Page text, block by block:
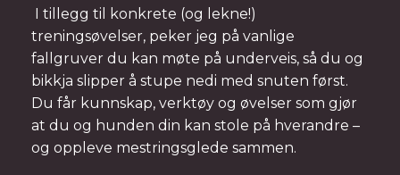
I tillegg til konkrete (og lekne!)
treningsøvelser, peker jeg på vanlige
fallgruver du kan møte på underveis, så du og
bikkja slipper å stupe nedi med snuten først.
Du får kunnskap, verktøy og øvelser som gjør
at du og hunden din kan stole på hverandre –
og oppleve mestringsglede sammen.